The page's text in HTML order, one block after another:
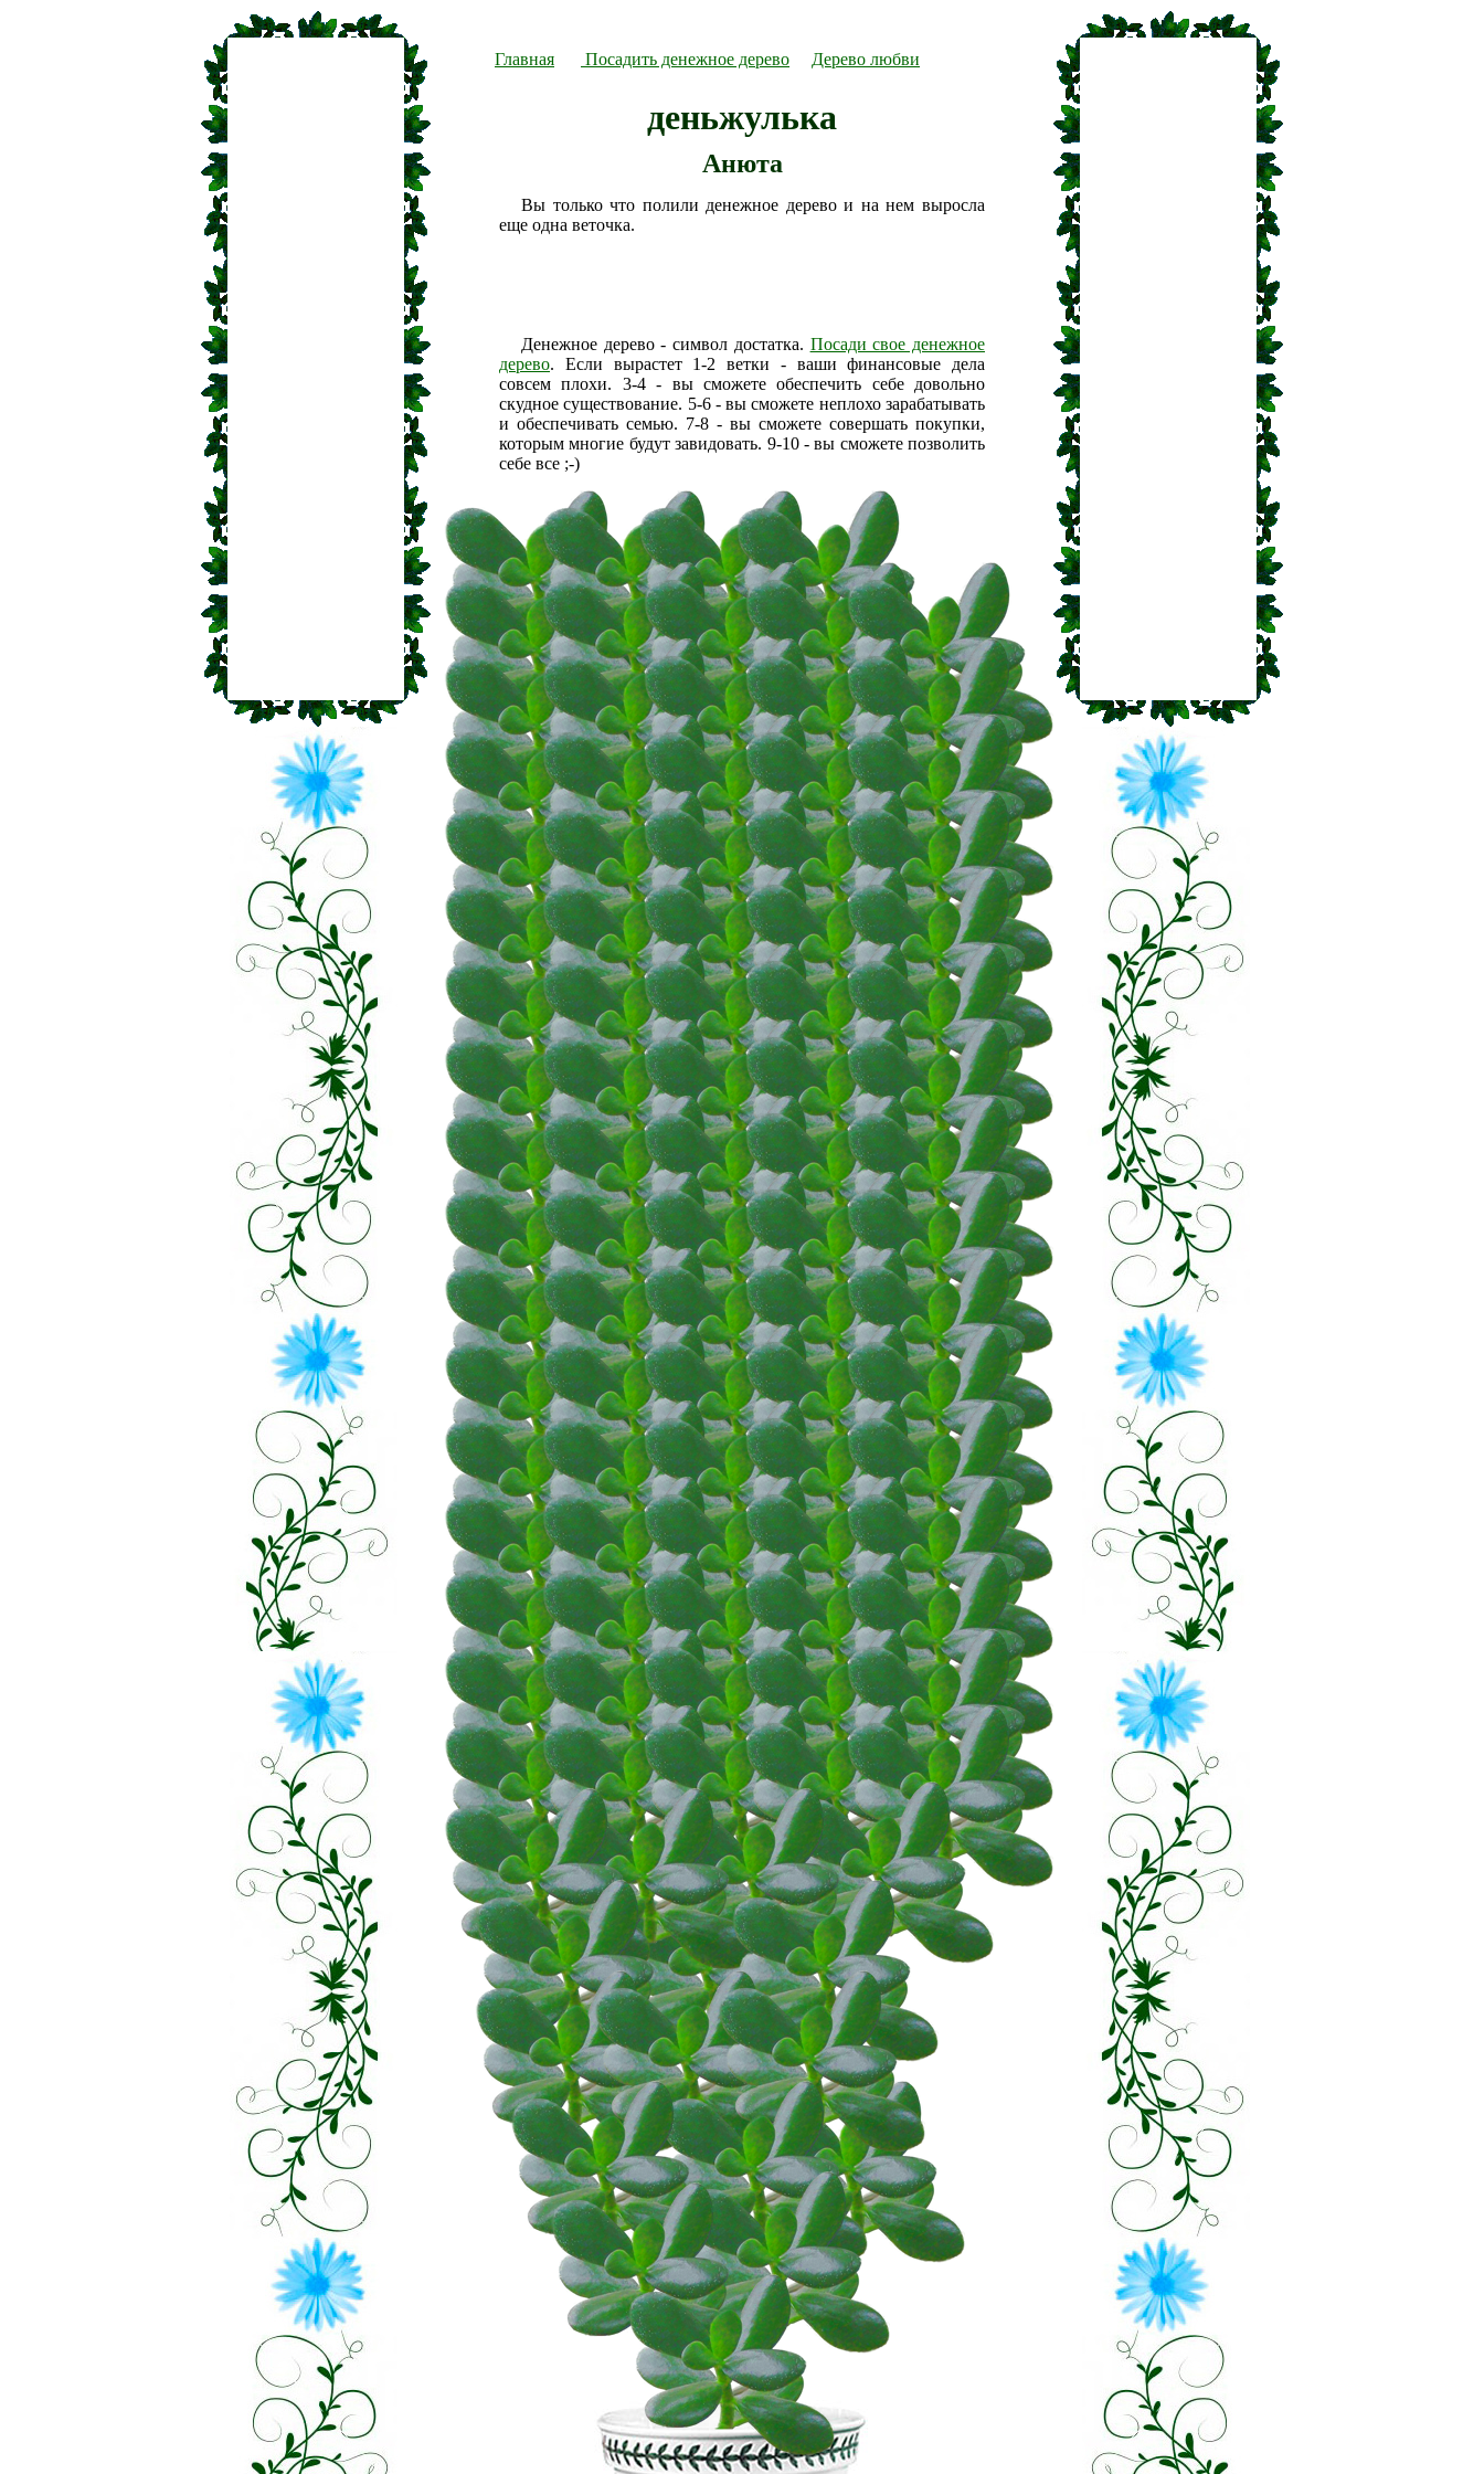
Главная Посадить денежное дерево Дерево любви
деньжулька
Анюта
Вы только что полили денежное дерево и на нем выросла
еще одна веточка.
Денежное дерево - символ достатка. Посади свое денежное
дерево. Если вырастет 1-2 ветки - ваши финансовые дела
совсем плохи. 3-4 - вы сможете обеспечить себе довольно
скудное существование. 5-6 - вы сможете неплохо зарабатывать
и обеспечивать семью. 7-8 - вы сможете совершать покупки,
которым многие будут завидовать. 9-10 - вы сможете позволить
себе все ;-)